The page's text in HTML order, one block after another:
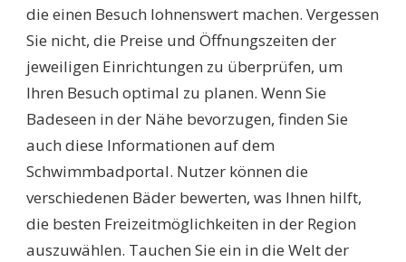
die einen Besuch lohnenswert machen. Vergessen
Sie nicht, die Preise und Öffnungszeiten der
jeweiligen Einrichtungen zu überprüfen, um
Ihren Besuch optimal zu planen. Wenn Sie
Badeseen in der Nähe bevorzugen, finden Sie
auch diese Informationen auf dem
Schwimmbadportal. Nutzer können die
verschiedenen Bäder bewerten, was Ihnen hilft,
die besten Freizeitmöglichkeiten in der Region
auszuwählen. Tauchen Sie ein in die Welt der